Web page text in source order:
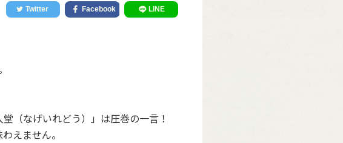
（なげいれどう）」は圧巻の一言！
えません。